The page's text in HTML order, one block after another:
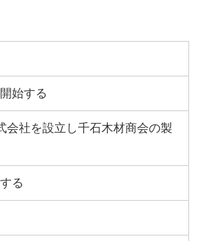
始する
会社を設立し千石木材商会の製
る